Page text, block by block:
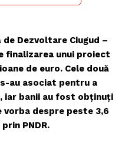
Dezvoltare Ciugud –
finalizarea unui proiect
de euro. Cele două
au asociat pentru a
iar banii au fost obținuți
vorba despre peste 3,6
PNDR.